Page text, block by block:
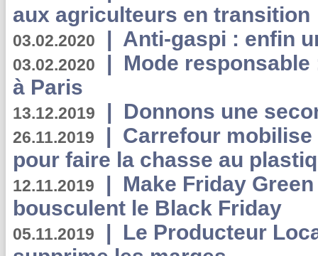
aux agriculteurs en transition
03.02.2020 | Anti-gaspi : enfin
03.02.2020 | Mode
à Paris
13.12.2019 | Donnons une
26.11.2019 | Carrefour
pour faire la chasse au
12.11.2019 | Make Friday
bousculent le Black Friday
05.11.2019 | Le Producteur